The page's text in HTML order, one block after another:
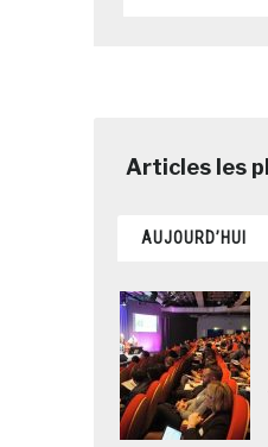
AUJOURD’HUI